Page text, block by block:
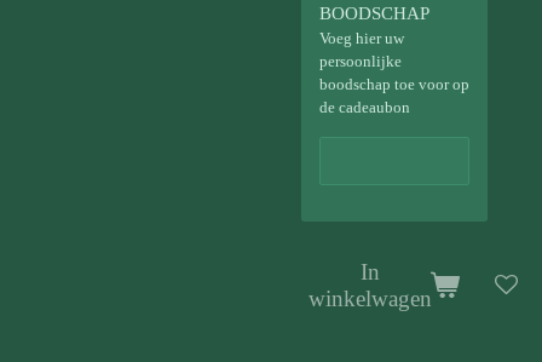
BOODSCHAP
Voeg hier uw
persoonlijke
boodschap toe voor op
de cadeaubon
In
winkelwagen